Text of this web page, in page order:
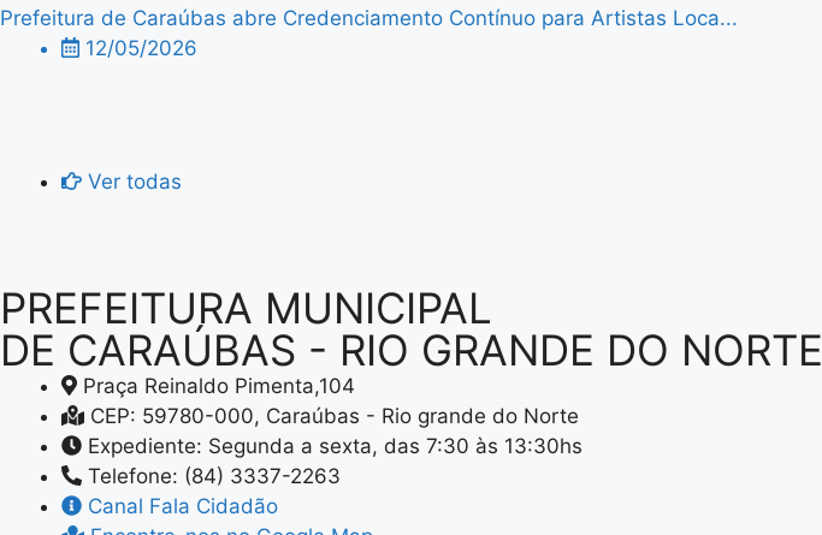
Prefeitura de Caraúbas abre Credenciamento Contínuo para Artistas Loca...
12/05/2026
Ver todas
PREFEITURA MUNICIPAL
DE CARAÚBAS - RIO GRANDE DO NORTE
Praça Reinaldo Pimenta,104
CEP: 59780-000, Caraúbas - Rio grande do Norte
Expediente: Segunda a sexta, das 7:30 às 13:30hs
Telefone: (84) 3337-2263
Canal Fala Cidadão